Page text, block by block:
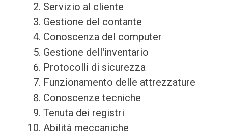
Servizio al cliente
Gestione del contante
Conoscenza del computer
Gestione dell'inventario
Protocolli di sicurezza
Funzionamento delle attrezzature
Conoscenze tecniche
Tenuta dei registri
Abilità meccaniche